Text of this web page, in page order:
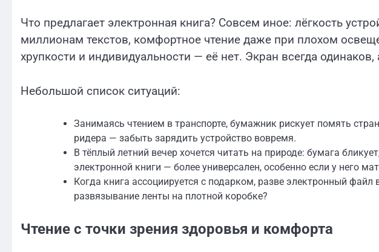
Что предлагает электронная книга? Совсем иное: лёгкость
миллионам текстов, комфортное чтение даже при плохом
хрупкости и индивидуальности — её нет. Экран всегда
Небольшой список ситуаций:
Занимаясь чтением в транспорте, бумажник рискует помять
ридера — забыть зарядить устройство вовремя.
В тёплый летний вечер хочется читать на природе: бумага
электронной книги — более универсален, особенно если у него
Когда книга ассоциируется с подарком, разве электронный
развязывание ленты на плотной коробке?
Чтение с точки зрения здоровья и комфорта